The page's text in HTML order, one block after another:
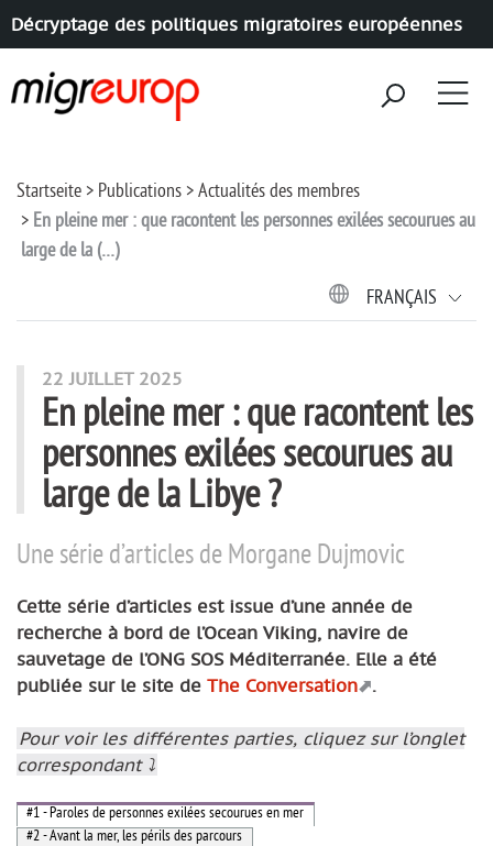
Décryptage des politiques migratoires européennes
Startseite Publications
Actualités des membres
En pleine mer : que racontent les personnes exilées secourues au
large de la (…)
FRANÇAIS
22 JUILLET 2025
En pleine mer : que racontent les
personnes exilées secourues au
large de la Libye ?
Une série d’articles de Morgane Dujmovic
Cette série d’articles est issue d’une année de
recherche à bord de l’Ocean Viking, navire de
sauvetage de l’ONG SOS Méditerranée. Elle a été
publiée sur le site de The Conversation .
Pour voir les différentes parties, cliquez sur l’onglet
correspondant ⤵️
#1 - Paroles de personnes exilées secourues en mer
#2 - Avant la mer, les périls des parcours